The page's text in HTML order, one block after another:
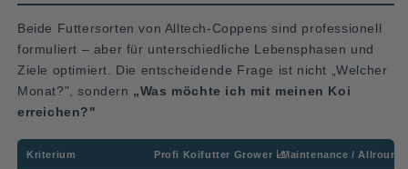
Beide Futtersorten von Alltech-Coppens sind professionell
formuliert – aber für unterschiedliche Lebensphasen und
Ziele optimiert. Die entscheidende Frage ist nicht „Welcher
Monat?", sondern „Was möchte ich mit meinen Koi
erreichen?"
Kriterium Profi Koifutter Grower 📈Maintenance /